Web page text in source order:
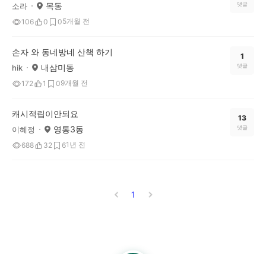
소라 목동
106 0 05개월 전
댓글
손자 와 동네방네 산책 하기
hik 내삼미동
172 1 09개월 전
1
댓글
캐시적립이안되요
이혜정 영통3동
688 32 61년 전
13
댓글
1